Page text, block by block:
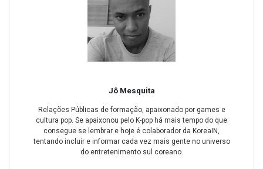
Jô Mesquita
Relações Públicas de formação, apaixonado por games e
cultura pop. Se apaixonou pelo K-pop há mais tempo do que
consegue se lembrar e hoje é colaborador da KoreaIN,
tentando incluir e informar cada vez mais gente no universo
do entretenimento sul coreano.